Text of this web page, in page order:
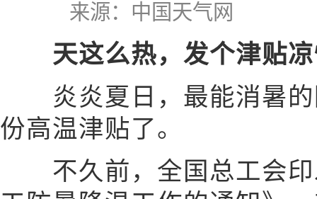
来源：中国天气网
天这么热，发个津贴
炎炎夏日，最能消暑的
份高温津贴了。
不久前，全国总工会印